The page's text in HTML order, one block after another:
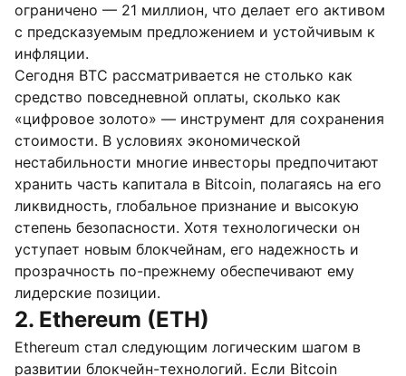
ограничено — 21 миллион, что делает его активом
с предсказуемым предложением и устойчивым к
инфляции.
Сегодня BTC рассматривается не столько как
средство повседневной оплаты, сколько как
«цифровое золото» — инструмент для сохранения
стоимости. В условиях экономической
нестабильности многие инвесторы предпочитают
хранить часть капитала в Bitcoin, полагаясь на его
ликвидность, глобальное признание и высокую
степень безопасности. Хотя технологически он
уступает новым блокчейнам, его надежность и
прозрачность по-прежнему обеспечивают ему
лидерские позиции.
2. Ethereum (ETH)
Ethereum стал следующим логическим шагом в
развитии блокчейн-технологий. Если Bitcoin